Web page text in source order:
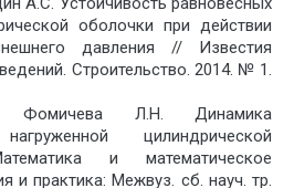
оболочки при действии
давления // Известия
Строительство. 2014. № 1.
Фомичева Л.Н. Динамика
цилиндрической
и математическое
и практика: Межвуз. сб. науч. тр.